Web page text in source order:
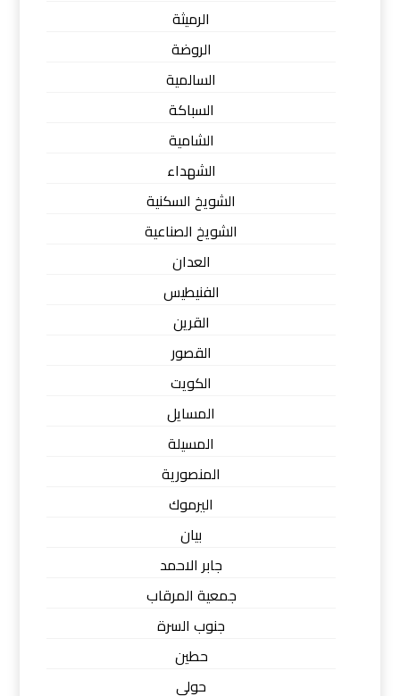
الرميثة
الروضة
السالمية
السباكة
الشامية
الشهداء
الشويخ السكنية
الشويخ الصناعية
العدان
الفنيطيس
القرين
القصور
الكويت
المسايل
المسيلة
المنصورية
اليرموك
بيان
جابر الاحمد
جمعية المرقاب
جنوب السرة
حطين
حولي